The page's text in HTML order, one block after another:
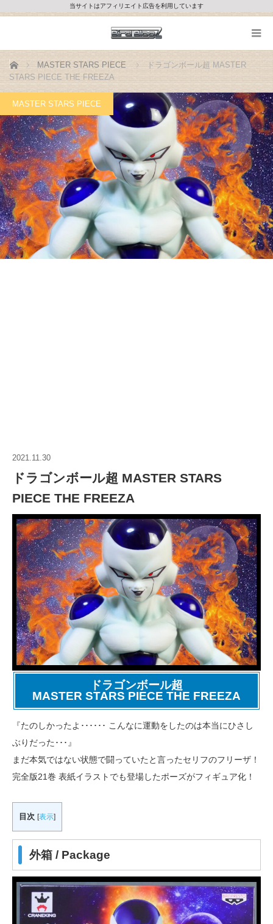
当サイトはアフィリエイト広告を利用しています
ホーム MASTER STARS PIECE
ドラゴンボール超 MASTER
STARS PIECE THE FREEZA
MASTER STARS PIECE
2021.11.30
ドラゴンボール超 MASTER STARS
PIECE THE FREEZA
ドラゴンボール超
MASTER STARS PIECE THE FREEZA
『たのしかったよ･･････ こんなに運動をしたのは本当にひさし
ぶりだった･･･』
まだ本気ではない状態で闘っていたと言ったセリフのフリーザ！
完全版21巻 表紙イラストでも登場したポーズがフィギュア化！
目次 [表示]
外箱 / Package